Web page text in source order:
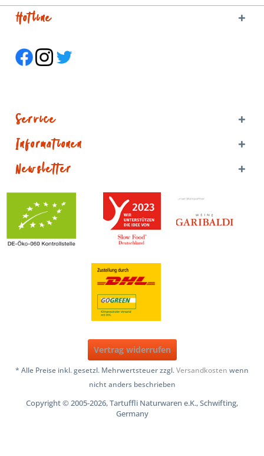
Hotline
Service
Informationen
Newsletter
Vertrag widerrufen
* Alle Preise inkl. gesetzl. Mehrwertsteuer zzgl.Versandkosten wenn
nicht anders beschrieben
Copyright © 2005-2026, Tartuffli Naturwaren e.K., Schwifting,
Germany